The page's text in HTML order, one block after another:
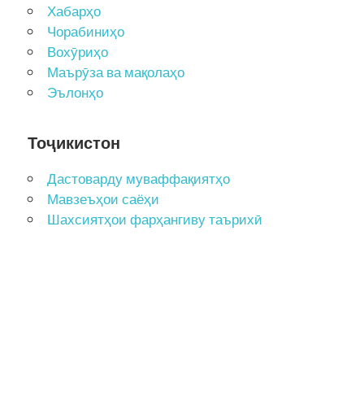
Хабарҳо
Чорабиниҳо
Вохӯриҳо
Маърӯза ва мақолаҳо
Эълонҳо
Тоҷикистон
Дастоварду муваффақиятҳо
Мавзеъҳои саёҳи
Шахсиятҳои фарҳангиву таърихӣ